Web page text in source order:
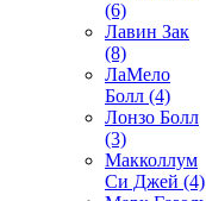
(6)
Лавин Зак
(8)
ЛаМело
Болл (4)
Лонзо Болл
(3)
Макколлум
Си Джей (4)